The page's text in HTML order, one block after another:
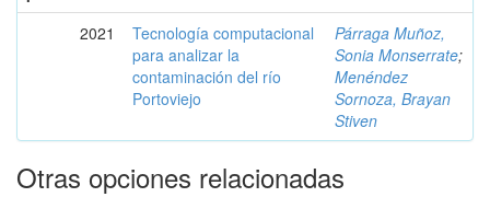
2021
Tecnología computacional
para analizar la
contaminación del río
Portoviejo
Párraga Muñoz,
Sonia Monserrate;
Menéndez
Sornoza, Brayan
Stiven
Otras opciones relacionadas